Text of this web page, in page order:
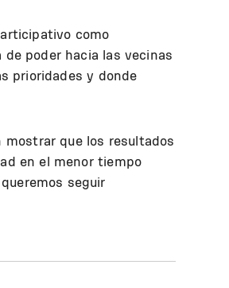
como
poder hacia las vecinas
prioridades y donde
mostrar que los resultados
en el menor tiempo
seguir